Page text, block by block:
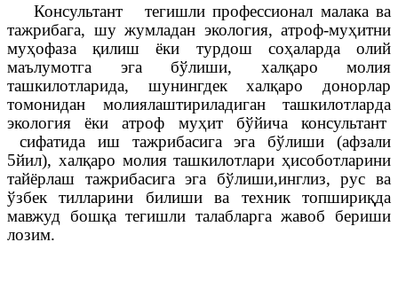
Консультант тегишли профессионал малака ва
тажрибага, шу жумладан экология, атроф-муҳитни
муҳофаза қилиш ёки турдош соҳаларда олий
маълумотга эга бўлиши, халқаро молия
ташкилотларида, шунингдек халқаро донорлар
томонидан молиялаштириладиган ташкилотларда
экология ёки атроф муҳит бўйича консультант
сифатида иш тажрибасига эга бўлиши (афзали
5йил), халқаро молия ташкилотлари ҳисоботларини
тайёрлаш тажрибасига эга бўлиши,инглиз, рус ва
ўзбек тилларини билиши ва техник топшириқда
мавжуд бошқа тегишли талабларга жавоб бериши
лозим.